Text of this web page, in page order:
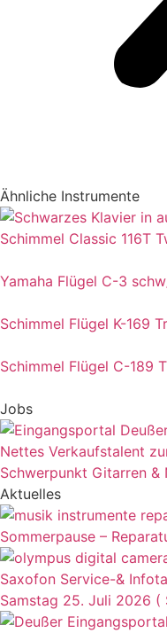
Ähnliche Instrumente
Schimmel Classic 116T
Yamaha Flügel C-3
Schimmel Flügel K-169
Schimmel Flügel C-189
Jobs
Nettes Verkaufstalent
Schwerpunkt Gitarren
Aktuelles
Sommerpause –
Saxofon Service-&
Samstag 25. Juli 2026 (